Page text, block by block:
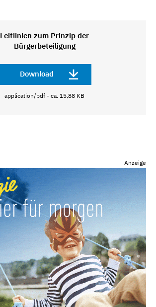
Leitlinien zum Prinzip der
Bürgerbeteiligung
Download
application/pdf - ca. 15,88 KB
Anzeige